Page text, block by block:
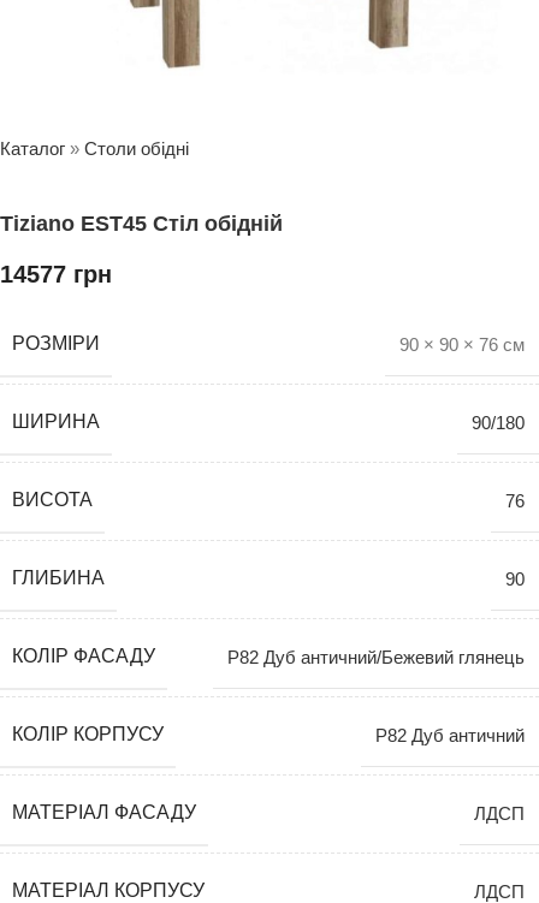
Каталог » Столи обідні
Tiziano EST45 Стіл обідній
14577 грн
РОЗМІРИ 90 × 90 × 76 см
ШИРИНА 90/180
ВИСОТА 76
ГЛИБИНА 90
КОЛІР ФАСАДУ P82 Дуб античний/Бежевий глянець
КОЛІР КОРПУСУ P82 Дуб античний
МАТЕРІАЛ ФАСАДУ ЛДСП
МАТЕРІАЛ КОРПУСУ ЛДСП